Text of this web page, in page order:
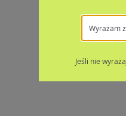
Wyrażam
Jeśli nie